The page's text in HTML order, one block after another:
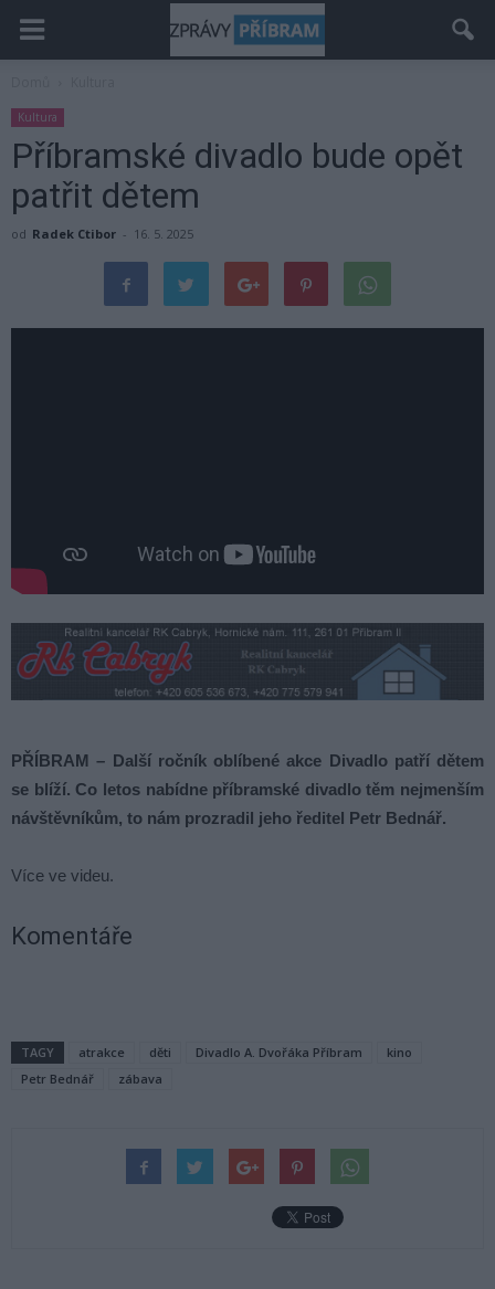
Kultura
Příbramské divadlo bude opět
patřit dětem
od Radek Ctibor - 16. 5. 2025
PŘÍBRAM – Další ročník oblíbené akce Divadlo patří dětem
se blíží. Co letos nabídne příbramské divadlo těm nejmenším
návštěvníkům, to nám prozradil jeho ředitel Petr Bednář.
Více ve videu.
Komentáře
TAGY atrakce děti Divadlo A. Dvořáka Příbram
kino
Petr Bednář
zábava